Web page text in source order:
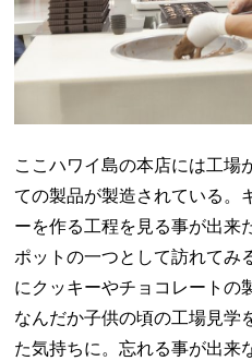
ここハワイ島の本店には工場
ての製品が製造されている。
ーを作る工程を見る事が出来
ポットの一つとして訪れてみ
にクッキーやチョコレートの
なんだか子供の頃の工場見学
た気持ちに。忘れる事が出来